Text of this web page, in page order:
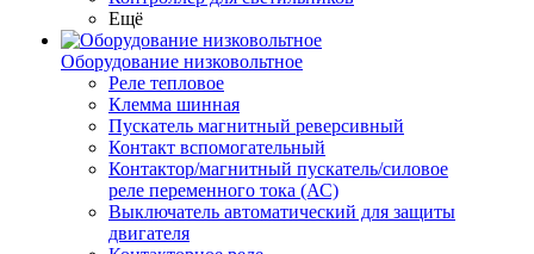
Ещё
Оборудование низковольтное
Реле тепловое
Клемма шинная
Пускатель магнитный реверсивный
Контакт вспомогательный
Контактор/магнитный пускатель/силовое
реле переменного тока (АС)
Выключатель автоматический для защиты
двигателя